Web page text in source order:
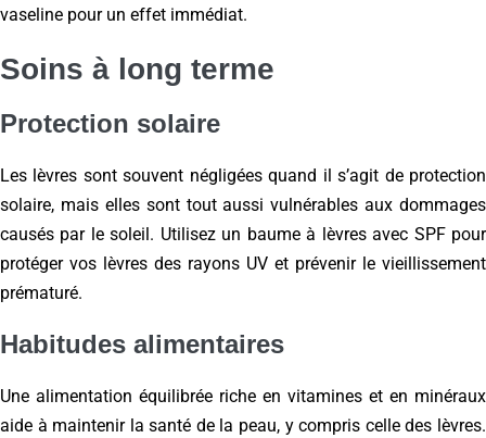
vaseline pour un effet immédiat.
Soins à long terme
Protection solaire
Les lèvres sont souvent négligées quand il s’agit de protection
solaire, mais elles sont tout aussi vulnérables aux dommages
causés par le soleil. Utilisez un baume à lèvres avec SPF pour
protéger vos lèvres des rayons UV et prévenir le vieillissement
prématuré.
Habitudes alimentaires
Une alimentation équilibrée riche en vitamines et en minéraux
aide à maintenir la santé de la peau, y compris celle des lèvres.